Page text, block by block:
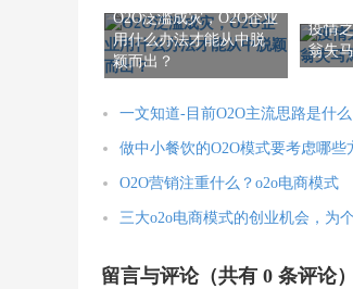
O2O泛滥成灾，O2O企业
用什么办法才能从中脱
颖而出？
疫情
翁失
一文知道-目前O2O主流思路是什
做中小餐饮的O2O模式要考虑哪些
O2O营销注重什么？o2o电商模式
三大o2o电商模式的创业机会，为
留言与评论（共有 0 条评论）